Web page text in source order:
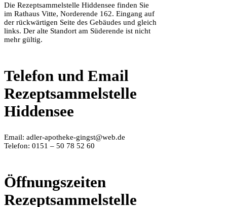
Die Rezeptsammelstelle Hiddensee finden Sie
im Rathaus Vitte, Norderende 162. Eingang auf
der rückwärtigen Seite des Gebäudes und gleich
links. Der alte Standort am Süderende ist nicht
mehr gültig.
Telefon und Email
Rezeptsammelstelle
Hiddensee
Email: adler-apotheke-gingst@web.de
Telefon: 0151 – 50 78 52 60
Öffnungszeiten
Rezeptsammelstelle